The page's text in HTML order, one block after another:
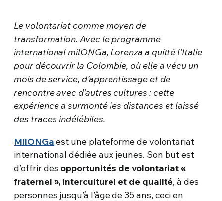
Le volontariat comme moyen de
transformation. Avec le programme
international milONGa, Lorenza a quitté l’Italie
pour découvrir la Colombie, où elle a vécu un
mois de service, d’apprentissage et de
rencontre avec d’autres cultures : cette
expérience a surmonté les distances et laissé
des traces indélébiles.
MilONGa est une plateforme de volontariat
international dédiée aux jeunes. Son but est
d’offrir des opportunités de volontariat «
fraternel », interculturel et de qualité, à des
personnes jusqu’à l’âge de 35 ans, ceci en